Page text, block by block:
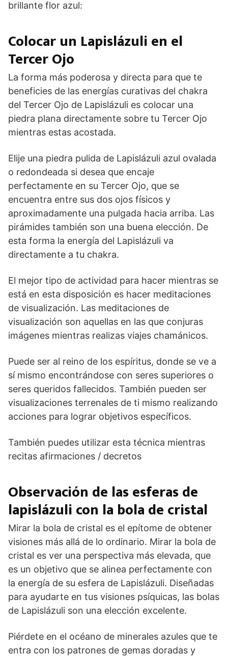
brillante flor azul:
Colocar un Lapislázuli en el
Tercer Ojo
La forma más poderosa y directa para que te
beneficies de las energías curativas del chakra
del Tercer Ojo de Lapislázuli es colocar una
piedra plana directamente sobre tu Tercer Ojo
mientras estas acostada.
Elije una piedra pulida de Lapislázuli azul ovalada
o redondeada si desea que encaje
perfectamente en su Tercer Ojo, que se
encuentra entre sus dos ojos físicos y
aproximadamente una pulgada hacia arriba. Las
pirámides también son una buena elección. De
esta forma la energía del Lapislázuli va
directamente a tu chakra.
El mejor tipo de actividad para hacer mientras se
está en esta disposición es hacer meditaciones
de visualización. Las meditaciones de
visualización son aquellas en las que conjuras
imágenes mientras realizas viajes chamánicos.
Puede ser al reino de los espíritus, donde se ve a
sí mismo encontrándose con seres superiores o
seres queridos fallecidos. También pueden ser
visualizaciones terrenales de ti mismo realizando
acciones para lograr objetivos específicos.
También puedes utilizar esta técnica mientras
recitas afirmaciones / decretos
Observación de las esferas de
lapislázuli con la bola de cristal
Mirar la bola de cristal es el epítome de obtener
visiones más allá de lo ordinario. Mirar la bola de
cristal es ver una perspectiva más elevada, que
es un objetivo que se alinea perfectamente con
la energía de su esfera de Lapislázuli. Diseñadas
para ayudarte en tus visiones psíquicas, las bolas
de Lapislázuli son una elección excelente.
Piérdete en el océano de minerales azules que te
entra con los patrones de gemas doradas y